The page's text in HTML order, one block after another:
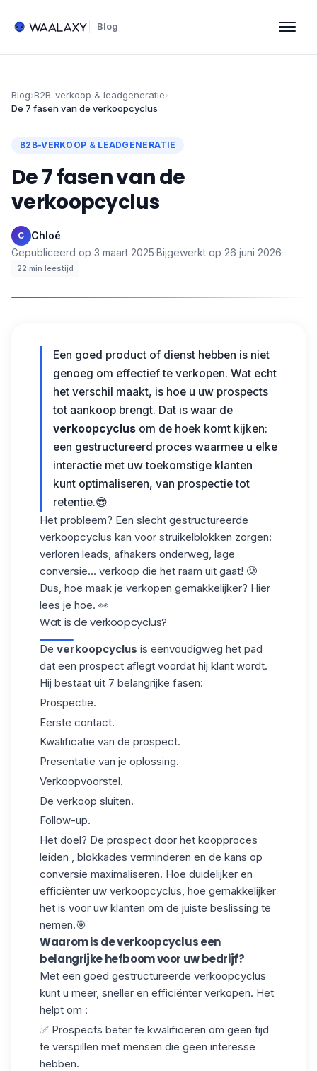
Blog
Blog›B2B-verkoop & leadgeneratie›
De 7 fasen van de verkoopcyclus
B2B-VERKOOP & LEADGENERATIE
De 7 fasen van de
verkoopcyclus
C Chloé·
Gepubliceerd op 3 maart 2025·Bijgewerkt op 26 juni 2026·
22 min leestijd
Een goed product of dienst hebben is niet
genoeg om effectief te verkopen. Wat echt
het verschil maakt, is hoe u uw prospects
tot aankoop brengt. Dat is waar de
verkoopcyclus om de hoek komt kijken:
een gestructureerd proces waarmee u elke
interactie met uw toekomstige klanten
kunt optimaliseren, van prospectie tot
retentie.😎
Het probleem? Een slecht gestructureerde
verkoopcyclus kan voor struikelblokken zorgen:
verloren leads, afhakers onderweg, lage
conversie... verkoop die het raam uit gaat! 🥲
Dus, hoe maak je verkopen gemakkelijker? Hier
lees je hoe. 👀
Wat is de verkoopcyclus?
De verkoopcyclus is eenvoudigweg het pad
dat een prospect aflegt voordat hij klant wordt.
Hij bestaat uit 7 belangrijke fasen:
Prospectie.
Eerste contact.
Kwalificatie van de prospect.
Presentatie van je oplossing.
Verkoopvoorstel.
De verkoop sluiten.
Follow-up.
Het doel? De prospect door het koopproces
leiden , blokkades verminderen en de kans op
conversie maximaliseren. Hoe duidelijker en
efficiënter uw verkoopcyclus, hoe gemakkelijker
het is voor uw klanten om de juiste beslissing te
nemen.🎯
Waarom is de verkoopcyclus een
belangrijke hefboom voor uw bedrijf?
Met een goed gestructureerde verkoopcyclus
kunt u meer, sneller en efficiënter verkopen. Het
helpt om :
✅ Prospects beter te kwalificeren om geen tijd
te verspillen met mensen die geen interesse
hebben.